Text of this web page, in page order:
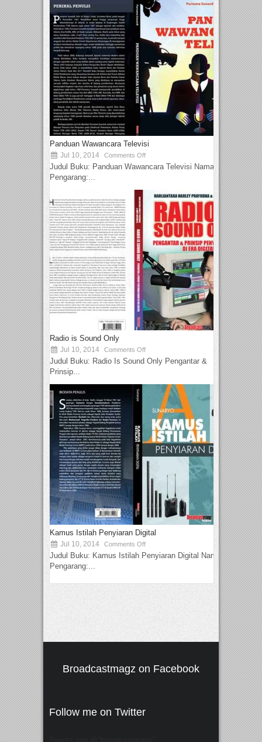
Panduan Wawancara Televisi
Jul 10, 2014 Comments Off
Judul Buku: Panduan Wawancara Televisi Nama
Pengarang:...
Radio is Sound Only
Jul 10, 2014 Comments Off
Judul Buku: Radio Is Sound Only Pengantar &
Prinsip...
Kamus Istilah Penyiaran Digital
Jul 10, 2014 Comments Off
Judul Buku: Kamus Istilah Penyiaran Digital Nama
Pengarang:...
Broadcastmagz on Facebook
Follow me on Twitter